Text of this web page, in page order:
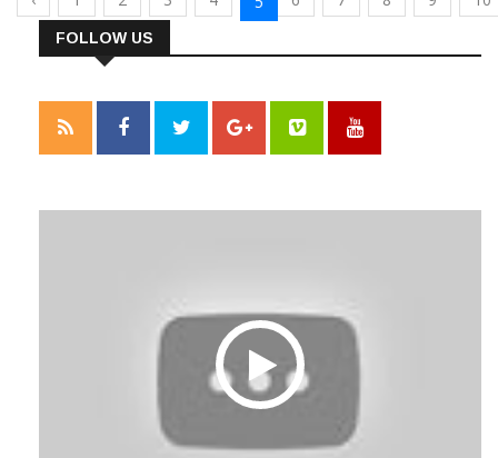
FOLLOW US